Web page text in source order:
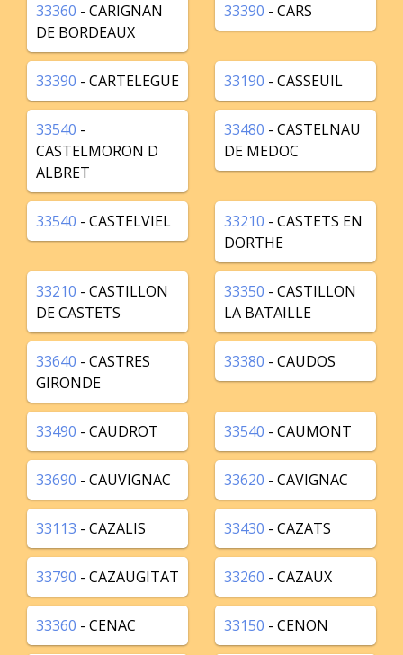
33360 - CARIGNAN
DE BORDEAUX
33390 - CARS
33390 - CARTELEGUE 33190 - CASSEUIL
33540 -
CASTELMORON D
ALBRET
33480 - CASTELNAU
DE MEDOC
33540 - CASTELVIEL 33210 - CASTETS EN
DORTHE
33210 - CASTILLON
DE CASTETS
33350 - CASTILLON
LA BATAILLE
33640 - CASTRES
GIRONDE
33380 - CAUDOS
33490 - CAUDROT 33540 - CAUMONT
33690 - CAUVIGNAC 33620 - CAVIGNAC
33113 - CAZALIS 33430 - CAZATS
33790 - CAZAUGITAT 33260 - CAZAUX
33360 - CENAC 33150 - CENON